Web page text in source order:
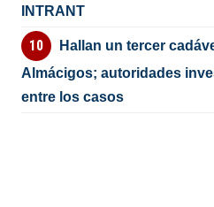
INTRANT
Hallan un tercer
Almácigos; autoridades
entre los casos